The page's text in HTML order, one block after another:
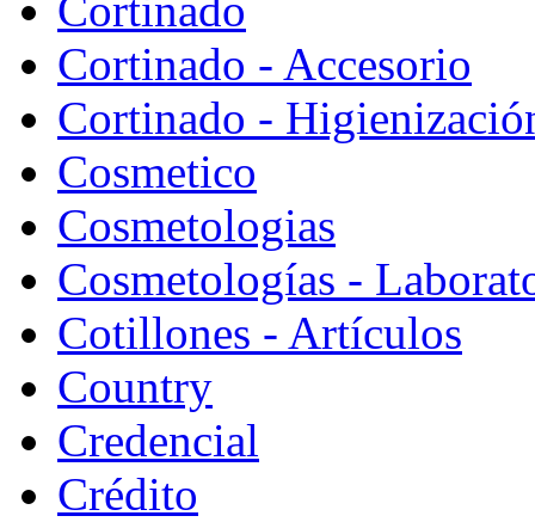
Cortinado - Accesorio
Cortinado -
Cosmetico
Cosmetologias
Cosmetologías -
Cotillones - Artículos
Country
Credencial
Crédito